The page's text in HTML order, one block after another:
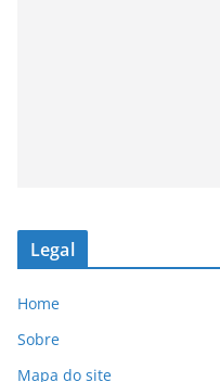
Legal
Home
Sobre
Mapa do site